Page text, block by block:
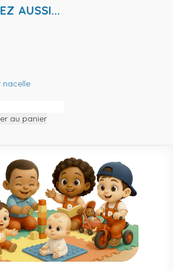
AUSSI...
nacelle
au panier